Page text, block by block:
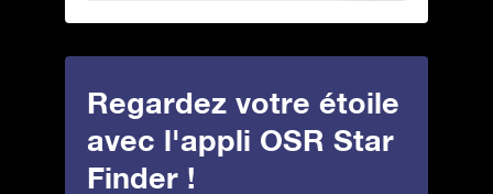
Regardez votre étoile
avec l'appli OSR Star
Finder !